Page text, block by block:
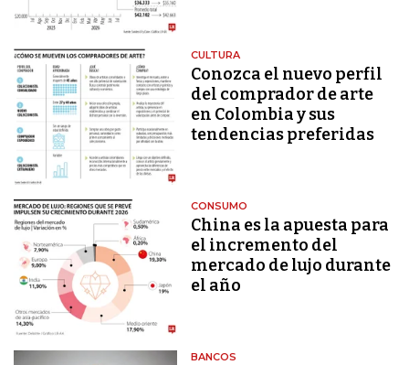
CULTURA
Conozca el nuevo perfil
del comprador de arte
en Colombia y sus
tendencias preferidas
CONSUMO
China es la apuesta para
el incremento del
mercado de lujo durante
el año
BANCOS